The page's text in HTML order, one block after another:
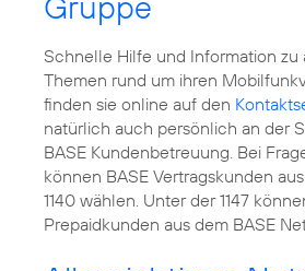
Schnelle Hilfe und Information zu
Themen rund um ihren
finden sie online auf den
natürlich auch persönlich an der
BASE Kundenbetreuung. Bei
können BASE Vertragskunden
1140 wählen. Unter der 1147
Prepaidkunden aus dem BASE